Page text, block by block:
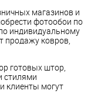
магазинов и
фотообои по
индивидуальному
продажу ковров,
готовых штор,
стилями
клиенты могут